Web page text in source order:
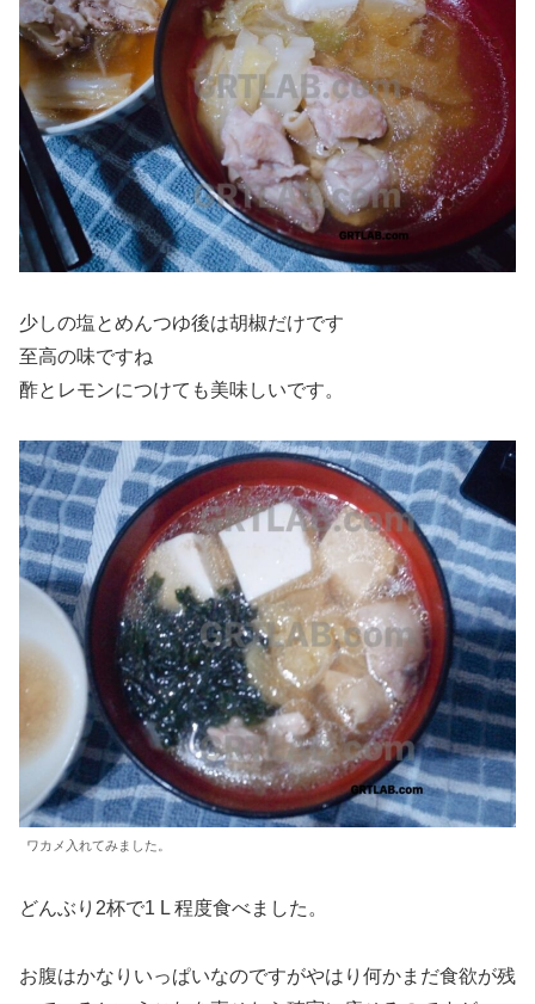
少しの塩とめんつゆ後は胡椒だけです
至高の味ですね
酢とレモンにつけても美味しいです。
ワカメ入れてみました。
どんぶり2杯で1 L 程度食べました。
お腹はかなりいっぱいなのですがやはり何かまだ食欲が残